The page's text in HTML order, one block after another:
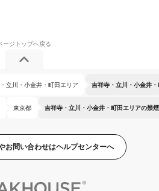
立川・小金井・町田エリア 吉祥寺・立川・小金井
東京都 吉祥寺・立川・小金井・町田エリアの禁煙
お問い合わせはヘルプセンターへ